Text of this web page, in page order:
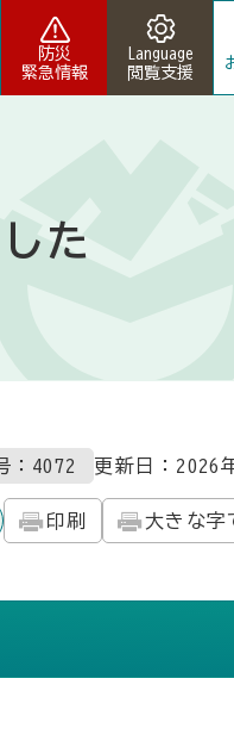
防災
緊急情報
Language
閲覧支援
た
：4072 更新日： 2026
印刷 大きな字